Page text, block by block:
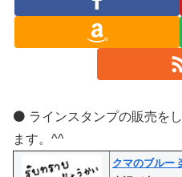
⚫️ ラインスタンプの販売を
ます。^^
クマのブルー